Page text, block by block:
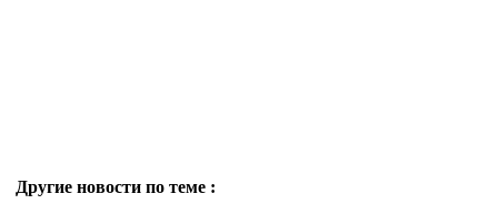
Другие новости по теме :